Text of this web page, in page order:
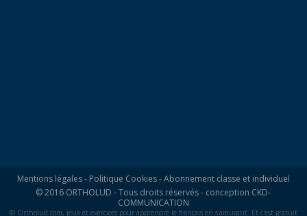
Mentions légales- Politique Cookies-Abonnement classe et individuel
© 2016 ORTHOLUD - Tous droits réservés - conception CKD-
COMMUNICATION
© Ortholud.com, jeux et exercices pour apprendre le français en s'amusant. Et c'est gratuit